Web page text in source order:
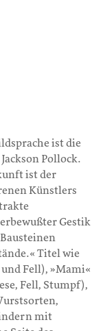
ist die
Pollock.
ist der
Künstlers
Gestik
Titel wie
Fell), »Mami«
Fell, Stumpf),
mit